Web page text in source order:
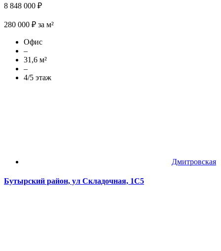
8 848 000 ₽
280 000 ₽ за м²
Офис
–
31,6 м²
–
4/5 этаж
Дмитровская
Бутырский район, ул Складочная, 1С5